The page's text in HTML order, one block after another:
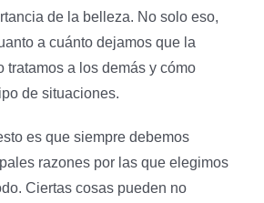
de la belleza. No solo eso,
a cuánto dejamos que la
tratamos a los demás y cómo
de situaciones.
es que siempre debemos
razones por las que elegimos
Ciertas cosas pueden no